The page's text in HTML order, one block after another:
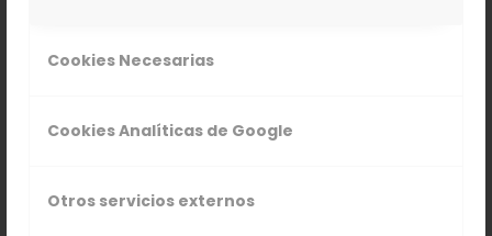
Cookies Necesarias
Cookies Analíticas de Google
Otros servicios externos
VALLE DEL JERTE
RECOGIENDO
CEREZAS!!!